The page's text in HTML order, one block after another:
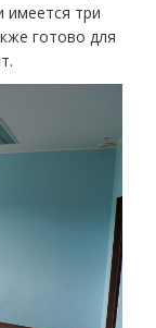
имеется три
готово для